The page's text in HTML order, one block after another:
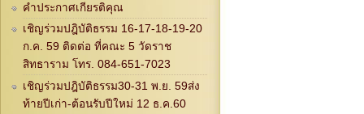
คำประกาศเกียรติคุณ
เชิญร่วมปฎิบัติธรรม 16-17-18-19-20
ก.ค. 59 ติดต่อ ที่คณะ 5 วัดราช
สิทธาราม โทร. 084-651-7023
เชิญร่วมปฎิบัติธรรม30-31 พ.ย. 59ส่ง
ท้ายปีเก่า-ต้อนรับปีใหม่ 12 ธ.ค.60